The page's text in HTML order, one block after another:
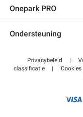
Onepark PRO
Word partner van
Ondersteuning
Helpcentrum
Betalen voor parkeren
Privacybeleid |
classificatie
| Cookies